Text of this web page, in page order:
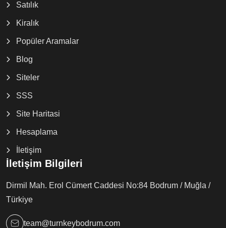
Satılık
Kiralık
Popüler Aramalar
Blog
Siteler
SSS
Site Haritasi
Hesaplama
İletişim
İletişim Bilgileri
Dirmil Mah. Erol Cümert Caddesi No:84 Bodrum / Muğla /
Türkiye
team@turnkeybodrum.com